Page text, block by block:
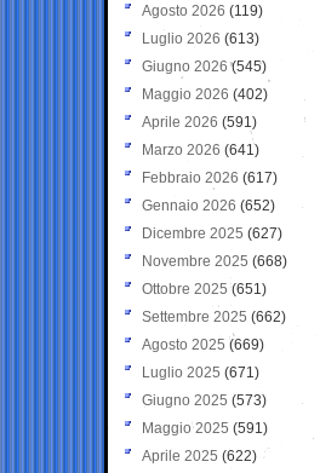
Agosto 2026 (119)
Luglio 2026 (613)
Giugno 2026 (545)
Maggio 2026 (402)
Aprile 2026 (591)
Marzo 2026 (641)
Febbraio 2026 (617)
Gennaio 2026 (652)
Dicembre 2025 (627)
Novembre 2025 (668)
Ottobre 2025 (651)
Settembre 2025 (662)
Agosto 2025 (669)
Luglio 2025 (671)
Giugno 2025 (573)
Maggio 2025 (591)
Aprile 2025 (622)